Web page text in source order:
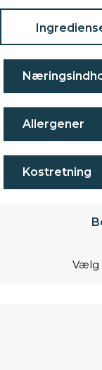
Allergener
Kostretning
Vælg